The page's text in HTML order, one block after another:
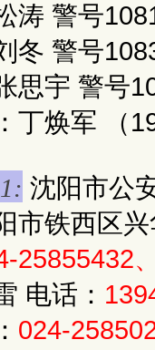
涛 警号
冬 警号
思宇 警号
丁焕军 （
沈阳市公
市铁西区
25855432
电话：
024-